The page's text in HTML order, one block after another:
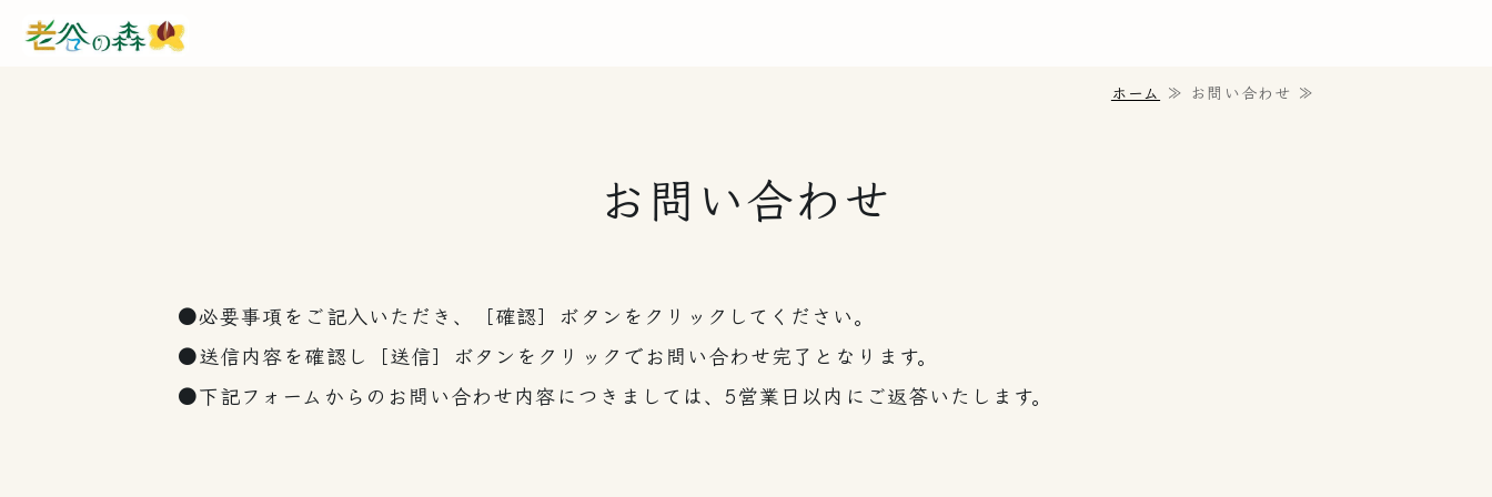
ホーム ≫ お問い合わせ ≫
お問い合わせ
必要事項をご記入いただき、［確認］ボタンをクリックしてください。
送信内容を確認し［送信］ボタンをクリックでお問い合わせ完了となります。
下記フォームからのお問い合わせ内容につきましては、5営業日以内にご返答いたします。